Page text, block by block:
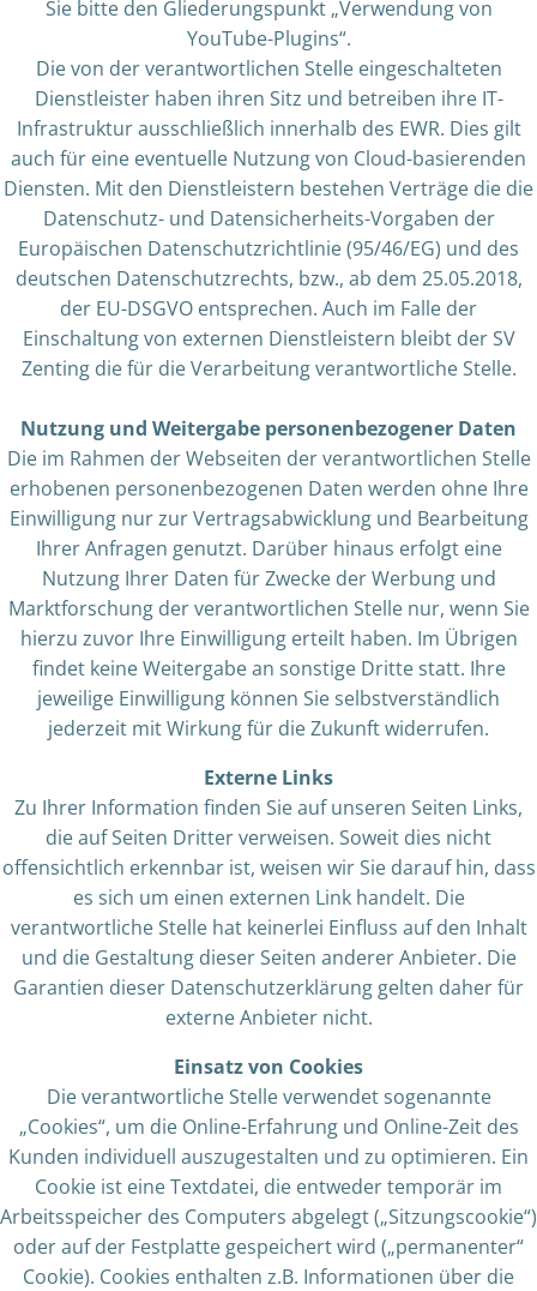
Sie bitte den Gliederungspunkt „Verwendung von
YouTube-Plugins“.
Die von der verantwortlichen Stelle eingeschalteten
Dienstleister haben ihren Sitz und betreiben ihre IT-
Infrastruktur ausschließlich innerhalb des EWR. Dies gilt
auch für eine eventuelle Nutzung von Cloud-basierenden
Diensten. Mit den Dienstleistern bestehen Verträge die die
Datenschutz- und Datensicherheits-Vorgaben der
Europäischen Datenschutzrichtlinie (95/46/EG) und des
deutschen Datenschutzrechts, bzw., ab dem 25.05.2018,
der EU-DSGVO entsprechen. Auch im Falle der
Einschaltung von externen Dienstleistern bleibt der SV
Zenting die für die Verarbeitung verantwortliche Stelle.
Nutzung und Weitergabe personenbezogener Daten
Die im Rahmen der Webseiten der verantwortlichen Stelle
erhobenen personenbezogenen Daten werden ohne Ihre
Einwilligung nur zur Vertragsabwicklung und Bearbeitung
Ihrer Anfragen genutzt. Darüber hinaus erfolgt eine
Nutzung Ihrer Daten für Zwecke der Werbung und
Marktforschung der verantwortlichen Stelle nur, wenn Sie
hierzu zuvor Ihre Einwilligung erteilt haben. Im Übrigen
findet keine Weitergabe an sonstige Dritte statt. Ihre
jeweilige Einwilligung können Sie selbstverständlich
jederzeit mit Wirkung für die Zukunft widerrufen.
Externe Links
Zu Ihrer Information finden Sie auf unseren Seiten Links,
die auf Seiten Dritter verweisen. Soweit dies nicht
offensichtlich erkennbar ist, weisen wir Sie darauf hin, dass
es sich um einen externen Link handelt. Die
verantwortliche Stelle hat keinerlei Einfluss auf den Inhalt
und die Gestaltung dieser Seiten anderer Anbieter. Die
Garantien dieser Datenschutzerklärung gelten daher für
externe Anbieter nicht.
Einsatz von Cookies
Die verantwortliche Stelle verwendet sogenannte
„Cookies“, um die Online-Erfahrung und Online-Zeit des
Kunden individuell auszugestalten und zu optimieren. Ein
Cookie ist eine Textdatei, die entweder temporär im
Arbeitsspeicher des Computers abgelegt („Sitzungscookie“)
oder auf der Festplatte gespeichert wird („permanenter“
Cookie). Cookies enthalten z.B. Informationen über die